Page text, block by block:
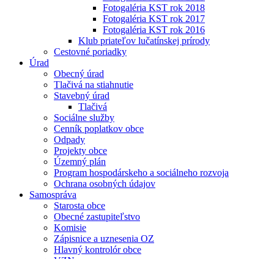
Fotogaléria KST rok 2018
Fotogaléria KST rok 2017
Fotogaléria KST rok 2016
Klub priateľov lučatínskej prírody
Cestovné poriadky
Úrad
Obecný úrad
Tlačivá na stiahnutie
Stavebný úrad
Tlačivá
Sociálne služby
Cenník poplatkov obce
Odpady
Projekty obce
Územný plán
Program hospodárskeho a sociálneho rozvoja
Ochrana osobných údajov
Samospráva
Starosta obce
Obecné zastupiteľstvo
Komisie
Zápisnice a uznesenia OZ
Hlavný kontrolór obce